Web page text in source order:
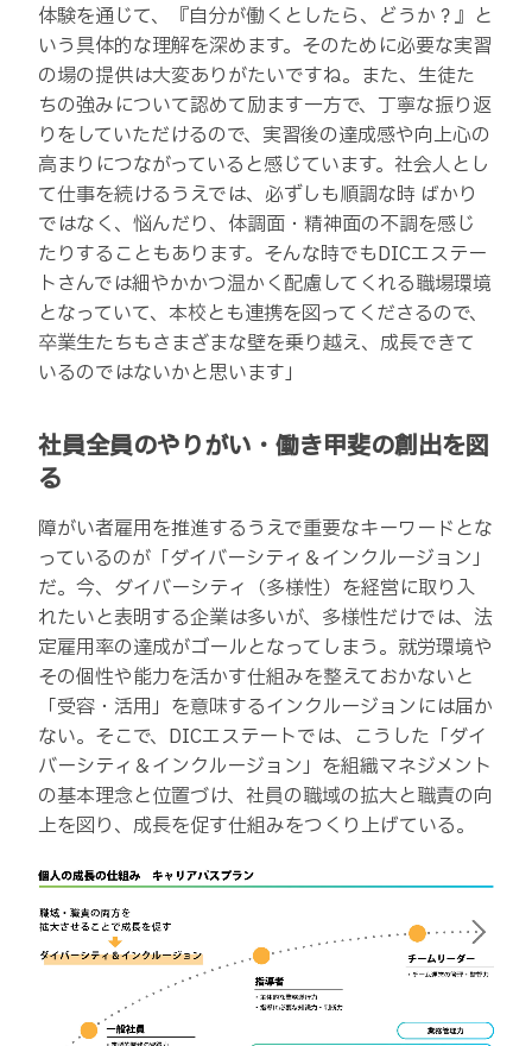
体験を通じて、『自分が働くとしたら、どうか？』と
いう具体的な理解を深めます。そのために必要な実習
の場の提供は大変ありがたいですね。また、生徒た
ちの強みについて認めて励ます一方で、丁寧な振り返
りをしていただけるので、実習後の達成感や向上心の
高まりにつながっていると感じています。社会人とし
て仕事を続けるうえでは、必ずしも順調な時 ばかり
ではなく、悩んだり、体調面・精神面の不調を感じ
たりすることもあります。そんな時でもDICエステー
トさんでは細やかかつ温かく配慮してくれる職場環境
となっていて、本校とも連携を図ってくださるので、
卒業生たちもさまざまな壁を乗り越え、成長できて
いるのではないかと思います」
社員全員のやりがい・働き甲斐の創出を図
る
障がい者雇用を推進するうえで重要なキーワードとな
っているのが「ダイバーシティ＆インクルージョン」
だ。今、ダイバーシティ（多様性）を経営に取り入
れたいと表明する企業は多いが、多様性だけでは、法
定雇用率の達成がゴールとなってしまう。就労環境や
その個性や能力を活かす仕組みを整えておかないと
「受容・活用」を意味するインクルージョンには届か
ない。そこで、DICエステートでは、こうした「ダイ
バーシティ＆インクルージョン」を組織マネジメント
の基本理念と位置づけ、社員の職域の拡大と職責の向
上を図り、成長を促す仕組みをつくり上げている。